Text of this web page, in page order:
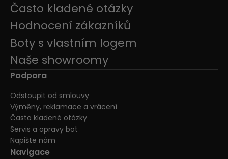
Často kladené otázky
Hodnocení zákazníků
Boty s vlastním logem
Naše showroomy
Podpora
Odstoupit od smlouvy
Výměny, reklamace a vrácení
Často kladené otázky
Servis a opravy bot
Napište nám
Navigace